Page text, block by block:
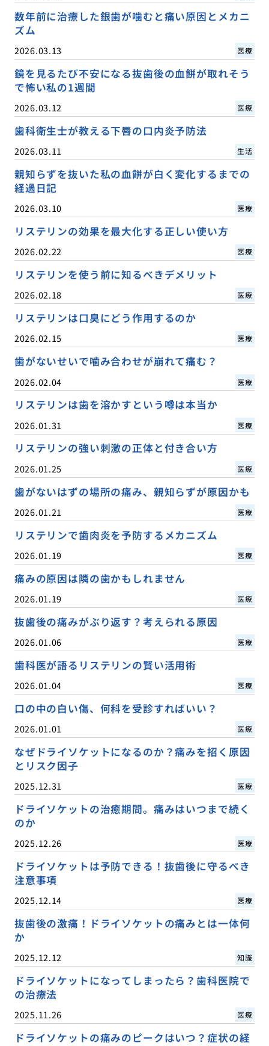
数年前に治療した銀歯が噛むと痛い原因とメカニ
ズム
2026.03.13 医療
鏡を見るたび不安になる抜歯後の血餅が取れそう
で怖い私の1週間
2026.03.12 医療
歯科衛生士が教える下唇の口内炎予防法
2026.03.11 生活
親知らずを抜いた私の血餅が白く変化するまでの
経過日記
2026.03.10 医療
リステリンの効果を最大化する正しい使い方
2026.02.22 医療
リステリンを使う前に知るべきデメリット
2026.02.18 医療
リステリンは口臭にどう作用するのか
2026.02.15 医療
歯がないせいで噛み合わせが崩れて痛む？
2026.02.04 医療
リステリンは歯を溶かすという噂は本当か
2026.01.31 医療
リステリンの強い刺激の正体と付き合い方
2026.01.25 医療
歯がないはずの場所の痛み、親知らずが原因かも
2026.01.21 医療
リステリンで歯肉炎を予防するメカニズム
2026.01.19 医療
痛みの原因は隣の歯かもしれません
2026.01.19 医療
抜歯後の痛みがぶり返す？考えられる原因
2026.01.06 医療
歯科医が語るリステリンの賢い活用術
2026.01.04 医療
口の中の白い傷、何科を受診すればいい？
2026.01.01 医療
なぜドライソケットになるのか？痛みを招く原因
とリスク因子
2025.12.31 医療
ドライソケットの治癒期間。痛みはいつまで続く
のか
2025.12.26 医療
ドライソケットは予防できる！抜歯後に守るべき
注意事項
2025.12.14 医療
抜歯後の激痛！ドライソケットの痛みとは一体何
か
2025.12.12 知識
ドライソケットになってしまったら？歯科医院で
の治療法
2025.11.26 医療
ドライソケットの痛みのピークはいつ？症状の経